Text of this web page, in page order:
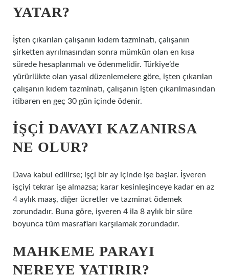
YATAR?
İşten çıkarılan çalışanın kıdem tazminatı, çalışanın
şirketten ayrılmasından sonra mümkün olan en kısa
sürede hesaplanmalı ve ödenmelidir. Türkiye’de
yürürlükte olan yasal düzenlemelere göre, işten çıkarılan
çalışanın kıdem tazminatı, çalışanın işten çıkarılmasından
itibaren en geç 30 gün içinde ödenir.
İŞÇI DAVAYI KAZANIRSA
NE OLUR?
Dava kabul edilirse; işçi bir ay içinde işe başlar. İşveren
işçiyi tekrar işe almazsa; karar kesinleşinceye kadar en az
4 aylık maaş, diğer ücretler ve tazminat ödemek
zorundadır. Buna göre, işveren 4 ila 8 aylık bir süre
boyunca tüm masrafları karşılamak zorundadır.
MAHKEME PARAYI
NEREYE YATIRIR?